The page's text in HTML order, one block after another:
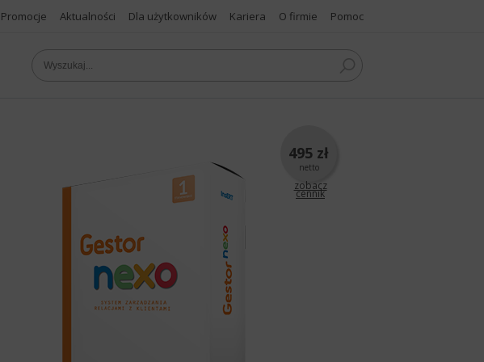
Promocje Aktualności Dla użytkowników Kariera O firmie Pomoc
495 zł
netto
zobacz
cennik